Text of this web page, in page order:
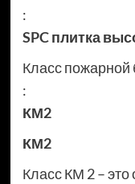
:
SPC плитка
Класс пожарной
:
КМ2
КМ2
Класс КМ 2 – это